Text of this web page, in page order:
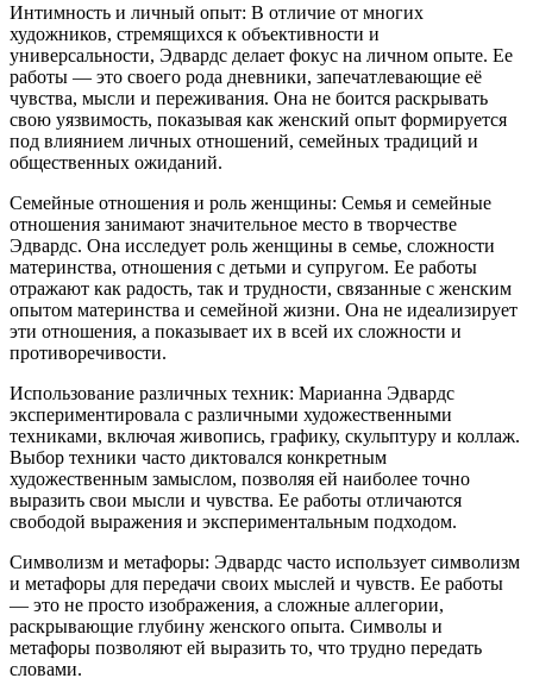
Интимность и личный опыт: В отличие от многих
художников, стремящихся к объективности и
универсальности, Эдвардс делает фокус на личном опыте. Ее
работы — это своего рода дневники, запечатлевающие её
чувства, мысли и переживания. Она не боится раскрывать
свою уязвимость, показывая как женский опыт формируется
под влиянием личных отношений, семейных традиций и
общественных ожиданий.
Семейные отношения и роль женщины: Семья и семейные
отношения занимают значительное место в творчестве
Эдвардс. Она исследует роль женщины в семье, сложности
материнства, отношения с детьми и супругом. Ее работы
отражают как радость, так и трудности, связанные с женским
опытом материнства и семейной жизни. Она не идеализирует
эти отношения, а показывает их в всей их сложности и
противоречивости.
Использование различных техник: Марианна Эдвардс
экспериментировала с различными художественными
техниками, включая живопись, графику, скульптуру и коллаж.
Выбор техники часто диктовался конкретным
художественным замыслом, позволяя ей наиболее точно
выразить свои мысли и чувства. Ее работы отличаются
свободой выражения и экспериментальным подходом.
Символизм и метафоры: Эдвардс часто использует символизм
и метафоры для передачи своих мыслей и чувств. Ее работы
— это не просто изображения, а сложные аллегории,
раскрывающие глубину женского опыта. Символы и
метафоры позволяют ей выразить то, что трудно передать
словами.